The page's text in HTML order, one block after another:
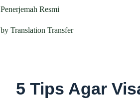
Penerjemah Resmi
by Translation Transfer
5 Tips Agar